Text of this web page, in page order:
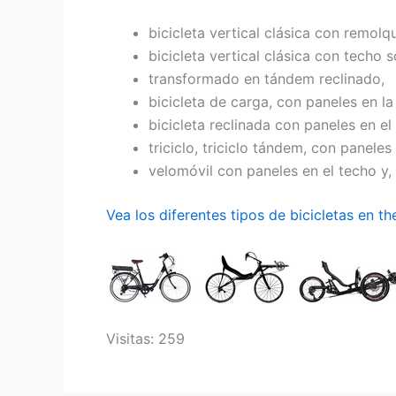
bicicleta vertical clásica con
bicicleta vertical clásica con techo
transformado en tándem reclinado,
bicicleta de carga, con paneles en
bicicleta reclinada con paneles en
triciclo, triciclo tándem, con
velomóvil con paneles en el techo
Vea los diferentes tipos de bicicletas en
Visitas: 259